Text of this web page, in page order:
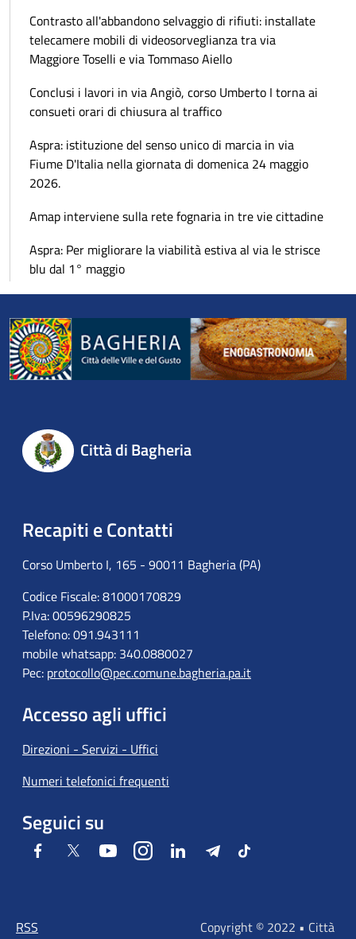
Contrasto all'abbandono selvaggio di rifiuti: installate
telecamere mobili di videosorveglianza tra via
Maggiore Toselli e via Tommaso Aiello
Conclusi i lavori in via Angiò, corso Umberto I torna ai
consueti orari di chiusura al traffico
Aspra: istituzione del senso unico di marcia in via
Fiume D'Italia nella giornata di domenica 24 maggio
2026.
Amap interviene sulla rete fognaria in tre vie cittadine
Aspra: Per migliorare la viabilità estiva al via le strisce
blu dal 1° maggio
Città di Bagheria
Recapiti e Contatti
Corso Umberto I, 165 - 90011 Bagheria (PA)
Codice Fiscale: 81000170829
P.Iva: 00596290825
Telefono: 091.943111
mobile whatsapp: 340.0880027
Pec: protocollo@pec.comune.bagheria.pa.it
Accesso agli uffici
Direzioni - Servizi - Uffici
Numeri telefonici frequenti
Seguici su
Facebook Twitter YoutubeInstagramLinkedIn TelegramTiktok
RSS
Copyright © 2022 • Città